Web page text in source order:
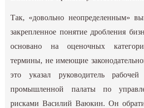
Так, «довольно неопределенным»
закрепленное понятие дробления
основано на оценочных
термины, не имеющие
это указал руководитель
промышленной палаты по
рисками Василий Ваюкин. Он